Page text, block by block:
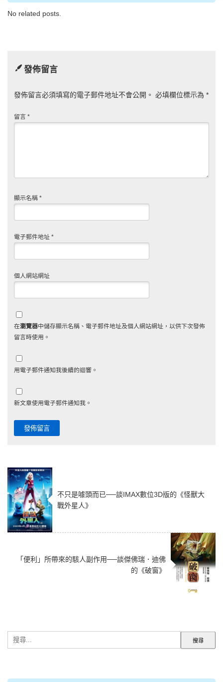
No related posts.
發佈留言
發佈留言必須填寫的電子郵件地址不會公開。 必填欄位標示為 *
留言 *
顯示名稱 *
電子郵件地址 *
個人網站網址
在瀏覽器中儲存顯示名稱、電子郵件地址及個人網站網址，以供下次發佈
留言時使用。
用電子郵件通知我後續的迴響。
新文章使用電子郵件通知我。
不只是噱頭而已──談IMAX數位3D版的《怪獸大
戰外星人》
「便利」所帶來的駭人副作用──談傑佛瑞．迪佛
的《破窗》
尋